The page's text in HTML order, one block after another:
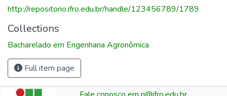
http://repositorio.ifro.edu.br/handle/123456789/1789
Collections
Bacharelado em Engenharia Agronômica
Full item page